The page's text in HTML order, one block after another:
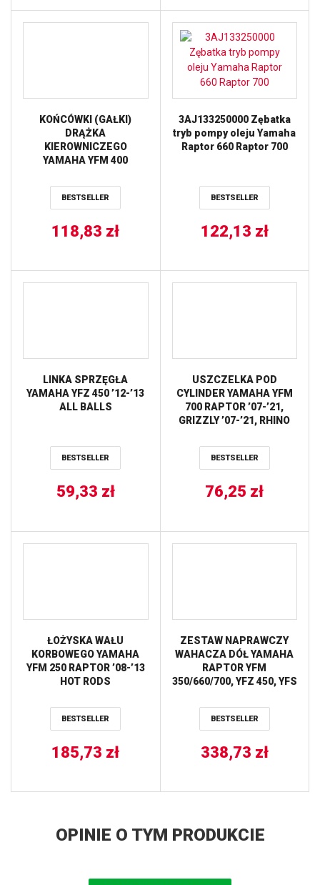
KOŃCÓWKI (GAŁKI)
DRĄŻKA
KIEROWNICZEGO
YAMAHA YFM 400
GRIZZLY ’07-’12, YFM
400/450 KODIAK ’05-’06
BESTSELLER
118,83 zł
3AJ133250000 Zębatka
tryb pompy oleju Yamaha
Raptor 660 Raptor 700
BESTSELLER
122,13 zł
LINKA SPRZĘGŁA
YAMAHA YFZ 450 ’12-’13
ALL BALLS
BESTSELLER
59,33 zł
USZCZELKA POD
CYLINDER YAMAHA YFM
700 RAPTOR ’07-’21,
GRIZZLY ’07-’21, RHINO
ATHENA
BESTSELLER
76,25 zł
ŁOŻYSKA WAŁU
KORBOWEGO YAMAHA
YFM 250 RAPTOR ’08-’13
HOT RODS
BESTSELLER
185,73 zł
ZESTAW NAPRAWCZY
WAHACZA DÓŁ YAMAHA
RAPTOR YFM
350/660/700, YFZ 450, YFS
BESTSELLER
338,73 zł
OPINIE O TYM PRODUKCIE